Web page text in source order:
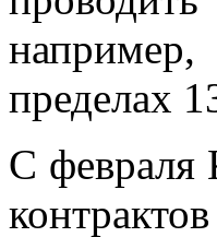
пределах
С февраля